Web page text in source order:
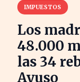
IMPUESTOS
Los
48.000
las 34
Ayuso